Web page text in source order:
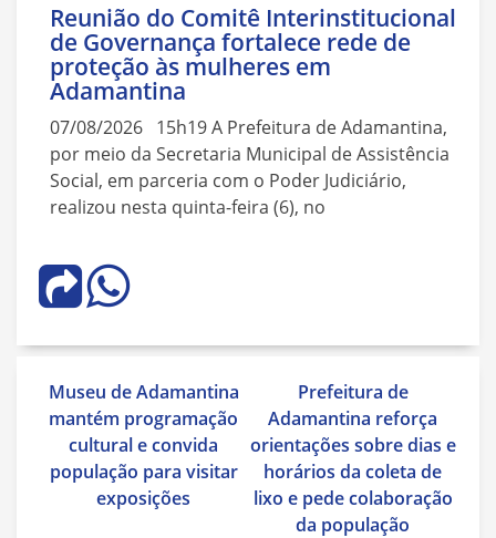
Reunião do Comitê Interinstitucional
de Governança fortalece rede de
proteção às mulheres em
Adamantina
07/08/2026 15h19 A Prefeitura de Adamantina,
por meio da Secretaria Municipal de Assistência
Social, em parceria com o Poder Judiciário,
realizou nesta quinta-feira (6), no
Navegação
de
Post
Museu de Adamantina
mantém programação
cultural e convida
população para visitar
exposições
Prefeitura de
Adamantina reforça
orientações sobre dias e
horários da coleta de
lixo e pede colaboração
da população